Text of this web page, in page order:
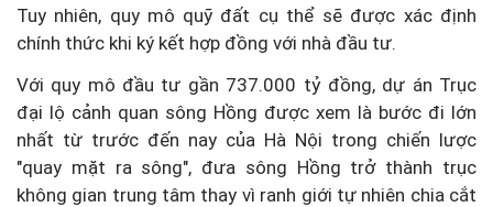
Tuy nhiên, quy mô quỹ đất cụ thể sẽ được xác định
chính thức khi ký kết hợp đồng với nhà đầu tư.
Với quy mô đầu tư gần 737.000 tỷ đồng, dự án Trục
đại lộ cảnh quan sông Hồng được xem là bước đi lớn
nhất từ trước đến nay của Hà Nội trong chiến lược
"quay mặt ra sông", đưa sông Hồng trở thành trục
không gian trung tâm thay vì ranh giới tự nhiên chia cắt